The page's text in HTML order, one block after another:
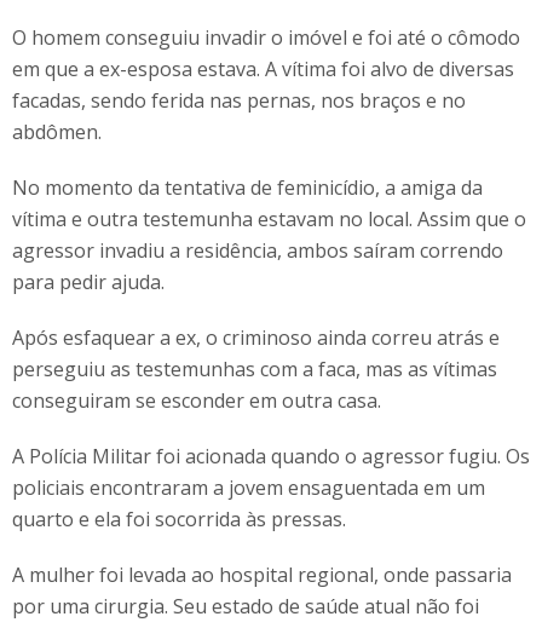
O homem conseguiu invadir o imóvel e foi até o cômodo
em que a ex-esposa estava. A vítima foi alvo de diversas
facadas, sendo ferida nas pernas, nos braços e no
abdômen.
No momento da tentativa de feminicídio, a amiga da
vítima e outra testemunha estavam no local. Assim que o
agressor invadiu a residência, ambos saíram correndo
para pedir ajuda.
Após esfaquear a ex, o criminoso ainda correu atrás e
perseguiu as testemunhas com a faca, mas as vítimas
conseguiram se esconder em outra casa.
A Polícia Militar foi acionada quando o agressor fugiu. Os
policiais encontraram a jovem ensaguentada em um
quarto e ela foi socorrida às pressas.
A mulher foi levada ao hospital regional, onde passaria
por uma cirurgia. Seu estado de saúde atual não foi